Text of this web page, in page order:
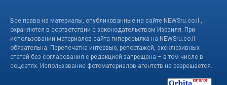
Все права на материалы, опубликованные на сайте NEWSru.co.il ,
охраняются в соответствии с законодательством Израиля. При
использовании материалов сайта гиперссылка на NEWSru.co.il
обязательна. Перепечатка интервью, репортажей, эксклюзивных
статей без согласования с редакцией запрещена – в том числе в
соцсетях. Использование фотоматериалов агентств не разрешается.